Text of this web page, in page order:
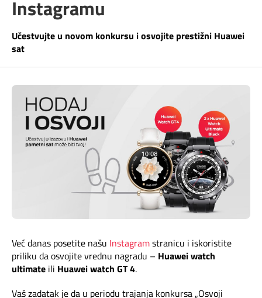
Pozivi ka inostranstvu
iris TV
TV APP
Šta da gledam?
Telefonski imenik
Samouslužni servisi
Kontakt centar
Kako do nas?
Rešavanje problema
Mapa brzina
Instagramu
Učestvujte u novom konkursu i osvojite prestižni Huawei
sat
Već danas posetite našu Instagramstranicu i iskoristite
priliku da osvojite vrednu nagradu – Huawei watch
ultimate ili Huaweiwatch GT 4.
Vaš zadatak je da u periodu trajanja konkursa „Osvoji